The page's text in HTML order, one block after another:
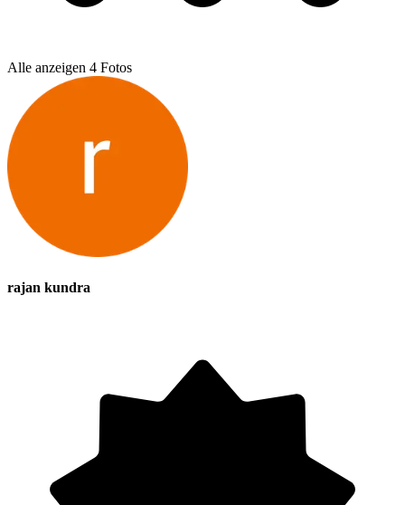
Alle anzeigen 4 Fotos
rajan kundra